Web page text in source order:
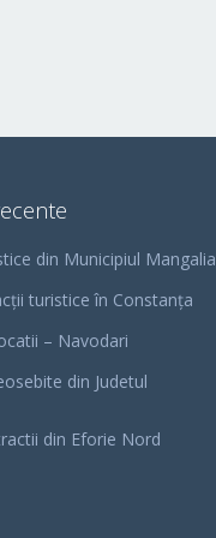
din Municipiul Mangalia
turistice în Constanța
– Navodari
din Judetul
din Eforie Nord